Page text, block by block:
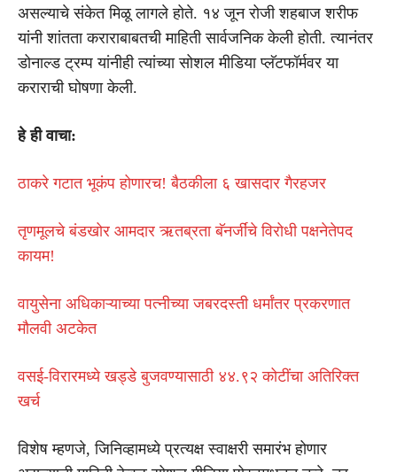
असल्याचे संकेत मिळू लागले होते. १४ जून रोजी शहबाज शरीफ
यांनी शांतता कराराबाबतची माहिती सार्वजनिक केली होती. त्यानंतर
डोनाल्ड ट्रम्प यांनीही त्यांच्या सोशल मीडिया प्लॅटफॉर्मवर या
कराराची घोषणा केली.
हे ही वाचा:
ठाकरे गटात भूकंप होणारच! बैठकीला ६ खासदार गैरहजर
तृणमूलचे बंडखोर आमदार ऋतब्रता बॅनर्जींचे विरोधी पक्षनेतेपद
कायम!
वायुसेना अधिकाऱ्याच्या पत्नीच्या जबरदस्ती धर्मांतर प्रकरणात
मौलवी अटकेत
वसई-विरारमध्ये खड्डे बुजवण्यासाठी ४४.९२ कोटींचा अतिरिक्त
खर्च
विशेष म्हणजे, जिनिव्हामध्ये प्रत्यक्ष स्वाक्षरी समारंभ होणार